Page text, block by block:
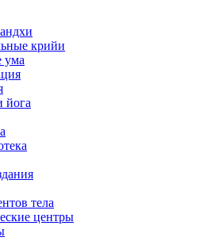
крийи
ума
йога
тела
центры